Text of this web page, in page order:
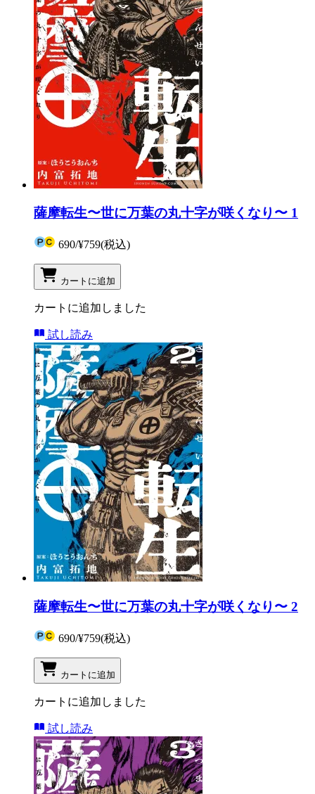
薩摩転生〜世に万葉の丸十字が咲くなり〜 1
690/¥759(税込)
カートに追加
カートに追加しました
試し読み
薩摩転生〜世に万葉の丸十字が咲くなり〜 2
690/¥759(税込)
カートに追加
カートに追加しました
試し読み